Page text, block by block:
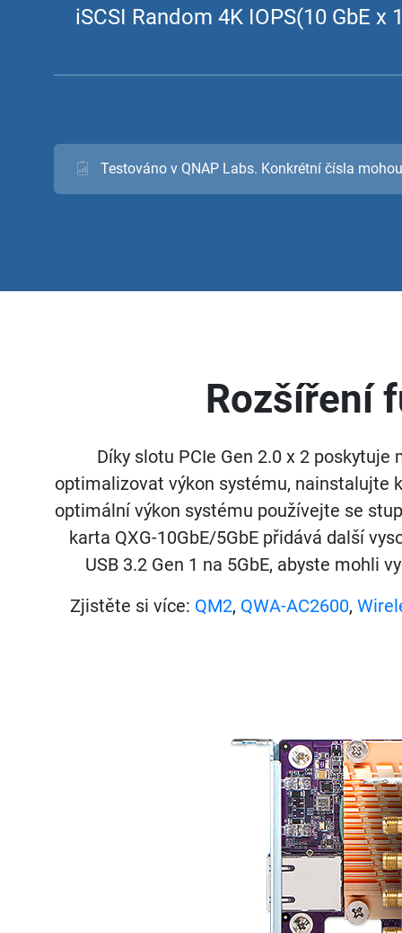
iSCSI Random 4K IOPS(10 GbE x
Testováno v QNAP Labs. Konkrétní čísla
Rozšíření
Díky slotu PCIe Gen 2.0 x 2
optimalizovat výkon systému, nainstalujte
optimální výkon systému používejte se
karta QXG-10GbE/5GbE přidává další
USB 3.2 Gen 1 na 5GbE, abyste mohli
Zjistěte si více: QM2, QWA-AC2600,